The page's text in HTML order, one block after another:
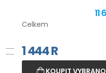
11
Celkem
1 444R